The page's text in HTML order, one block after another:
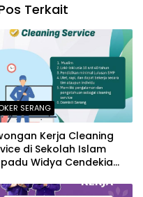
Terkait
SERANG
Kerja Cleaning
di Sekolah Islam
Widya Cendekia